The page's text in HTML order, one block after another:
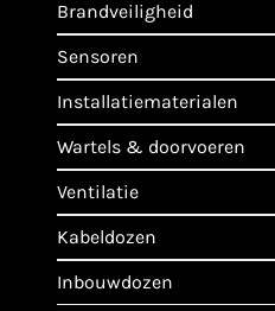
brandveiligheid
sensoren
installatiematerialen
wartels & doorvoeren
ventilatie
kabeldozen
inbouwdozen